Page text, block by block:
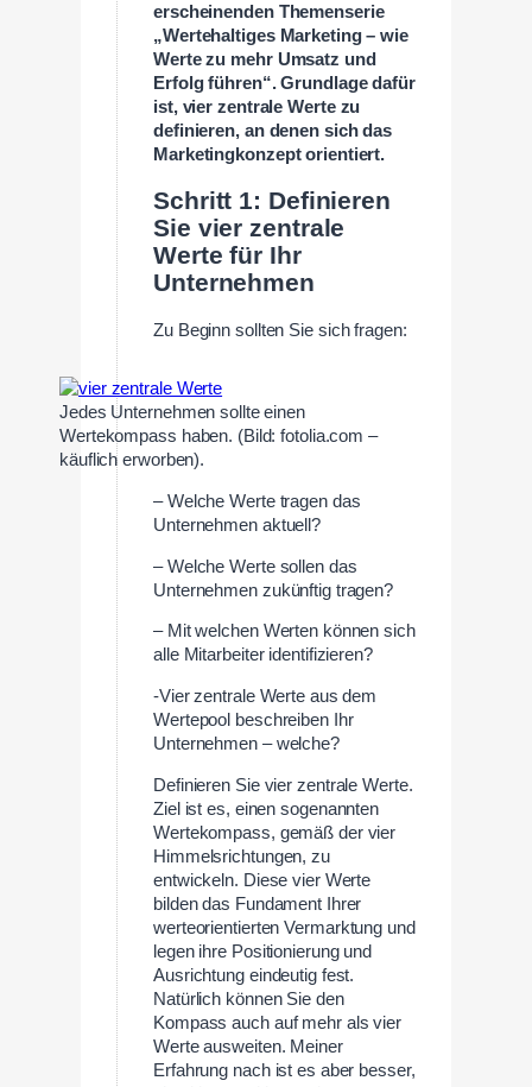
erscheinenden Themenserie
„Wertehaltiges Marketing – wie
Werte zu mehr Umsatz und
Erfolg führen“. Grundlage dafür
ist, vier zentrale Werte zu
definieren, an denen sich das
Marketingkonzept orientiert.
Schritt 1: Definieren
Sie vier zentrale
Werte für Ihr
Unternehmen
Zu Beginn sollten Sie sich fragen:
Jedes Unternehmen sollte einen
Wertekompass haben. (Bild: fotolia.com –
käuflich erworben).
– Welche Werte tragen das
Unternehmen aktuell?
– Welche Werte sollen das
Unternehmen zukünftig tragen?
– Mit welchen Werten können sich
alle Mitarbeiter identifizieren?
-Vier zentrale Werte aus dem
Wertepool beschreiben Ihr
Unternehmen – welche?
Definieren Sie vier zentrale Werte.
Ziel ist es, einen sogenannten
Wertekompass, gemäß der vier
Himmelsrichtungen, zu
entwickeln. Diese vier Werte
bilden das Fundament Ihrer
werteorientierten Vermarktung und
legen ihre Positionierung und
Ausrichtung eindeutig fest.
Natürlich können Sie den
Kompass auch auf mehr als vier
Werte ausweiten. Meiner
Erfahrung nach ist es aber besser,